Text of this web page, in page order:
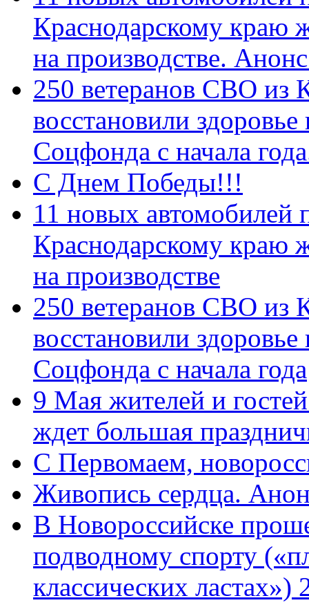
Краснодарскому краю
на производстве.
250 ветеранов СВО из
восстановили
Соцфонда с начала
С Днем Победы!!!
11 новых автомобилей
Краснодарскому краю
на производстве
250 ветеранов СВО из
восстановили
Соцфонда с начала года
9 Мая жителей и
ждет большая
C Первомаем,
Живопись сердца.
В Новороссийске
подводному спорту
классических